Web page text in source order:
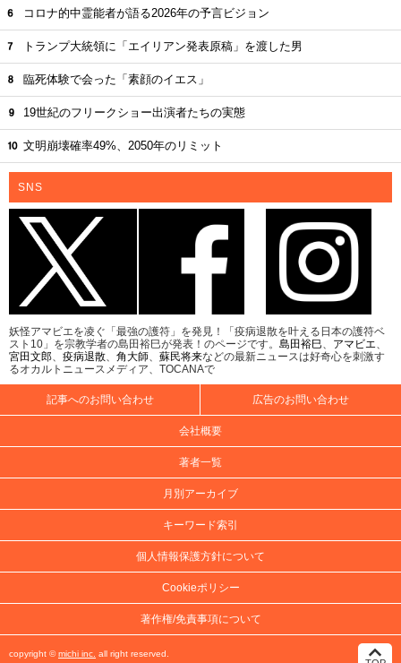
コロナ的中霊能者が語る2026年の予言ビジョン
トランプ大統領に「エイリアン発表原稿」を渡した男
臨死体験で会った「素顔のイエス」
19世紀のフリークショー出演者たちの実態
文明崩壊確率49%、2050年のリミット
SNS
妖怪アマビエを凌ぐ「最強の護符」を発見！「疫病退散を叶える日本の護符ベ
スト10」を宗教学者の島田裕巳が発表！のページです。 島田裕巳、 アマビエ、
宮田文郎、 疫病退散、 角大師、 蘇民将来などの最新ニュースは好奇心を刺激す
るオカルトニュースメディア、TOCANAで
記事へのお問い合わせ 広告のお問い合わせ
会社概要
著者一覧
月別アーカイブ
キーワード索引
個人情報保護方針について
Cookieポリシー
著作権/免責事項について
copyright ©michi inc. all right reserved.